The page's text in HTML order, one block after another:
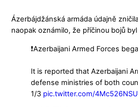
Ázerbájdžánská armáda údajně
naopak oznámilo, že příčinou bojů
❗️Azerbaijani Armed Forces
It is reported that Azerbaijani
defense ministries of both
1/3 pic.twitter.com/